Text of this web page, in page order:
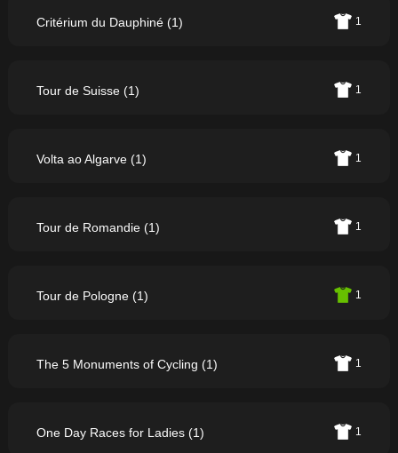
Critérium du Dauphiné (1) 1
Tour de Suisse (1) 1
Volta ao Algarve (1) 1
Tour de Romandie (1) 1
Tour de Pologne (1) 1
The 5 Monuments of Cycling (1) 1
One Day Races for Ladies (1) 1